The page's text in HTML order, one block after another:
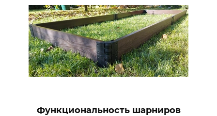
Функциональность шарниров